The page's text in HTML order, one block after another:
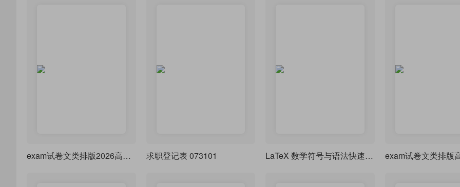
exam试卷文类排版2026高考数学试卷(卷1)A4-A3 求职登记表 073101 LaTeX 数学符号与语法快速参考教程